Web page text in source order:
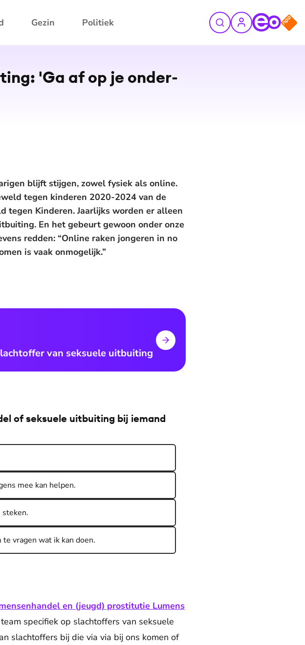
Gezin Politiek
©ANP
'Ga af op je on­der­
blijft stijgen, zowel fysiek als online.
tegen kinderen 2020-2024 van de
tegen Kinderen. Jaarlijks worden er alleen
En het gebeurt gewoon onder onze
redden: “Online raken jongeren in no
is vaak onmogelijk.”
van seksuele uitbuiting
of seksuele uitbuiting bij iemand
mee kan helpen.
steken.
vragen wat ik kan doen.
en (jeugd) prostitutie Lumens
specifiek op slachtoffers van seksuele
slachtoffers bij die via via bij ons komen of